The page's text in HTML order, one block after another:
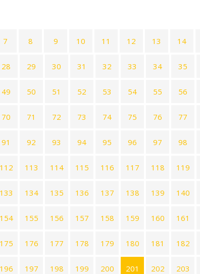
7 8 9 10 11 12 13 14
28 29 30 31 32 33 34 35
49 50 51 52 53 54 55 56
70 71 72 73 74 75 76 77
91 92 93 94 95 96 97 98
112 113 114 115 116 117 118 119
133 134 135 136 137 138 139 140
154 155 156 157 158 159 160 161
175 176 177 178 179 180 181 182
196 197 198 199 200 201 202 203